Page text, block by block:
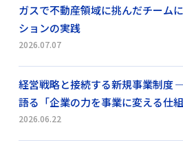
ガスで不動産領域に挑んだチーム
ションの実践
2026.07.07
経営戦略と接続する新規事業制
語る「企業の力を事業に変える仕
2026.06.22